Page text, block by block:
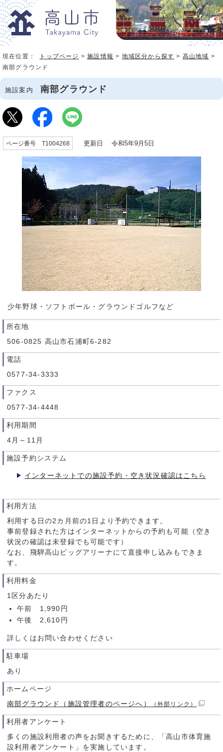
現在位置： トップページ >施設情報 > 地域区分から探す > 高山地域 >
南部グラウンド
施設案内 南部グラウンド
ページ番号 T1004268 更新日 令和5年9月5日
少年野球・ソフトボール・グラウンドゴルフなど
所在地
506-0825 高山市石浦町6-282
電話
0577-34-3333
ファクス
0577-34-4448
利用期間
4月～11月
施設予約システム
インターネットでの施設予約・空き状況確認はこちら
利用方法
利用する日の2カ月前の1日より予約できます。
事前登録された方はインターネットからの予約も可能（空き
状況の確認は未登録でも可能です）
なお、飛騨高山ビッグアリーナにて直接申し込みもできま
す。
利用料金
1区分あたり
午前 1,990円
午後 2,610円
詳しくはお問い合わせください
駐車場
あり
ホームページ
南部グラウンド（施設管理者のページへ）
（外部リンク）
利用者アンケート
多くの施設利用者の声をお聞きするために、「高山市体育施
設利用者アンケート」を実施しています。